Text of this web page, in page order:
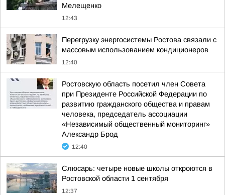
Мелещенко
12:43
Перегрузку энергосистемы Ростова связали с
массовым использованием кондиционеров
12:40
Ростовскую область посетил член Совета
при Президенте Российской Федерации по
развитию гражданского общества и правам
человека, председатель ассоциации
«Независимый общественный мониторинг»
Александр Брод
12:40
Слюсарь: четыре новые школы откроются в
Ростовской области 1 сентября
12:37